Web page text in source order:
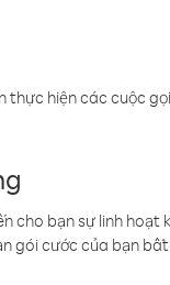
thực hiện các cuộc
cho bạn sự linh
gói cước của bạn